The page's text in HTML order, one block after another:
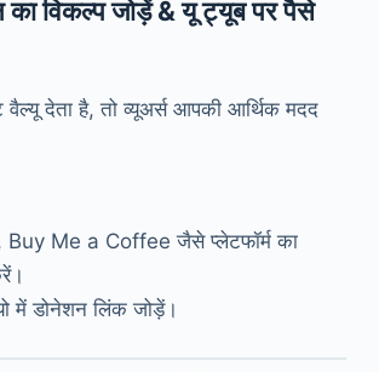
विकल्प जोड़ें& यू ट्यूब पर पैसे
देता है, तो व्यूअर्स आपकी आर्थिक मदद
Me a Coffee जैसे प्लेटफॉर्म का
में डोनेशन लिंक जोड़ें।